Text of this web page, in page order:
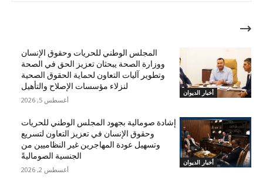
مقالات ذات صلة
أخبار الديوان
المجلس الوطني للحريات وحقوق الإنسان
ووزارة الصحة يبحثان تعزيز الحق في الصحة
وتطوير آليات التعاون لحماية الحقوق الصحية
لنزلاء مؤسسات الإصلاح والتأهيل
أغسطس 5, 2026
أخبار الديوان
إشادة صومالية بجهود المجلس الوطني للحريات
وحقوق الإنسان في تعزيز التعاون لتسريع
وتسهيل عودة المهاجرين غير النظاميين من
الجنسية الصوماليةً
أغسطس 2, 2026